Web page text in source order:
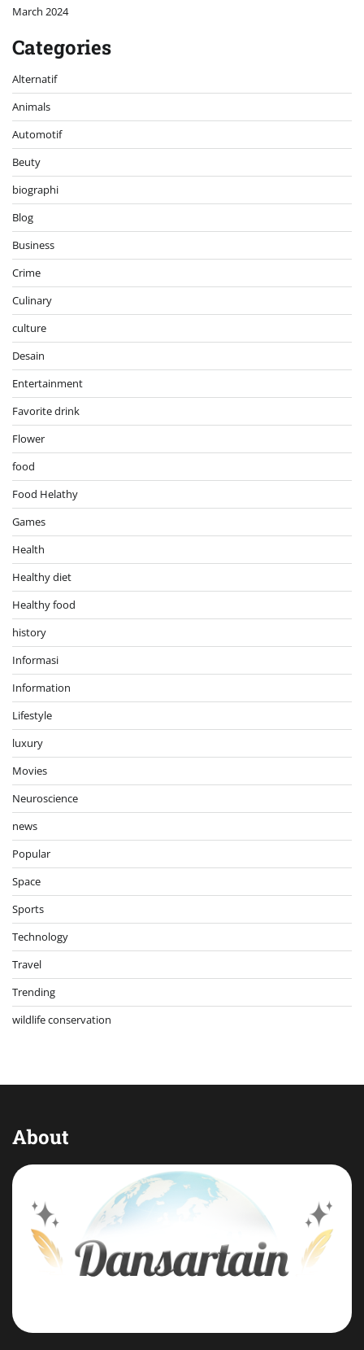
March 2024
Categories
Alternatif
Animals
Automotif
Beuty
biographi
Blog
Business
Crime
Culinary
culture
Desain
Entertainment
Favorite drink
Flower
food
Food Helathy
Games
Health
Healthy diet
Healthy food
history
Informasi
Information
Lifestyle
luxury
Movies
Neuroscience
news
Popular
Space
Sports
Technology
Travel
Trending
wildlife conservation
About